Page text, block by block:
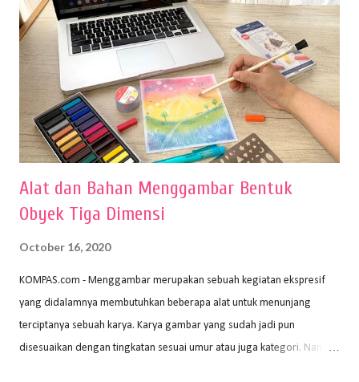
Alat dan Bahan Menggambar Bentuk
Obyek Tiga Dimensi
October 16, 2020
KOMPAS.com - Menggambar merupakan sebuah kegiatan ekspresif
yang didalamnya membutuhkan beberapa alat untuk menunjang
terciptanya sebuah karya. Karya gambar yang sudah jadi pun
disesuaikan dengan tingkatan sesuai umur atau juga kategori. Namun,